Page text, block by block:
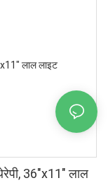
36"x11" लाल